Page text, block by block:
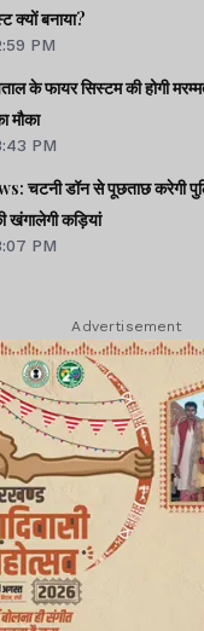
क्यों बनाया?
PM
के फायर सिस्टम की होगी
मौका
PM
चटनी डॉन से पूछताछ करेगी
खंगालेगी कड़ियां
PM
Advertisement